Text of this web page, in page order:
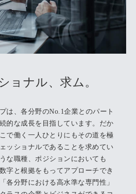
ョナル、求ム。
は、各分野のNo.1企業とのパート
的な成長を目指しています。だか
で働く一人ひとりにもその道を極
ッショナルであることを求めてい
な職種、ポジションにおいても
字と根拠をもってアプローチでき
各分野における高水準な専門性」